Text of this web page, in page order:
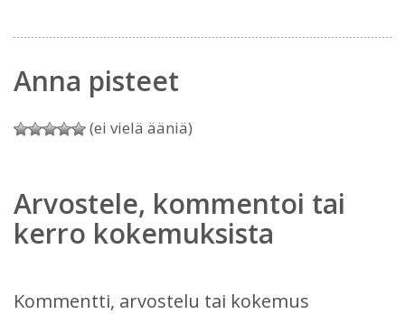
Anna pisteet
(ei vielä ääniä)
Arvostele, kommentoi tai
kerro kokemuksista
Kommentti, arvostelu tai kokemus